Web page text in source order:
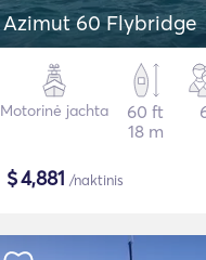
Azimut 60 Flybridge
Motorinė jachta
60 ft
18 m
$4,881 /naktinis